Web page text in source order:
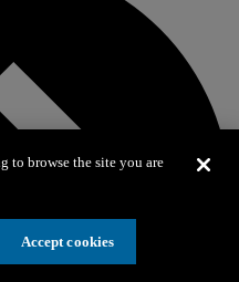
to browse the site you are
Accept cookies